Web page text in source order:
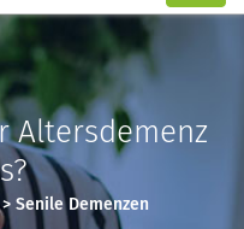
Altersdemenz
Senile Demenzen